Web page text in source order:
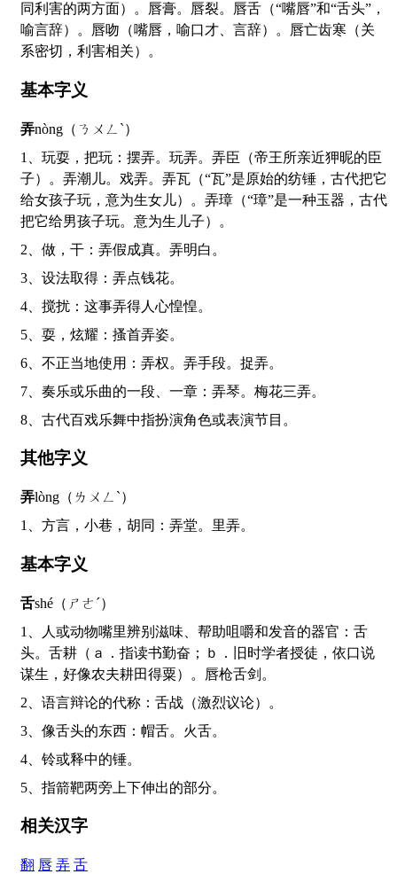
同利害的两方面）。唇膏。唇裂。唇舌（“嘴唇”和“舌头”，
喻言辞）。唇吻（嘴唇，喻口才、言辞）。唇亡齿寒（关
系密切，利害相关）。
基本字义
弄nòng（ㄋㄨㄥˋ）
1、玩耍，把玩：摆弄。玩弄。弄臣（帝王所亲近狎昵的臣
子）。弄潮儿。戏弄。弄瓦（“瓦”是原始的纺锤，古代把它
给女孩子玩，意为生女儿）。弄璋（“璋”是一种玉器，古代
把它给男孩子玩。意为生儿子）。
2、做，干：弄假成真。弄明白。
3、设法取得：弄点钱花。
4、搅扰：这事弄得人心惶惶。
5、耍，炫耀：搔首弄姿。
6、不正当地使用：弄权。弄手段。捉弄。
7、奏乐或乐曲的一段、一章：弄琴。梅花三弄。
8、古代百戏乐舞中指扮演角色或表演节目。
其他字义
弄lòng（ㄌㄨㄥˋ）
1、方言，小巷，胡同：弄堂。里弄。
基本字义
舌shé（ㄕㄜˊ）
1、人或动物嘴里辨别滋味、帮助咀嚼和发音的器官：舌
头。舌耕（ａ．指读书勤奋；ｂ．旧时学者授徒，依口说
谋生，好像农夫耕田得粟）。唇枪舌剑。
2、语言辩论的代称：舌战（激烈议论）。
3、像舌头的东西：帽舌。火舌。
4、铃或释中的锤。
5、指箭靶两旁上下伸出的部分。
相关汉字
翻 唇 弄 舌